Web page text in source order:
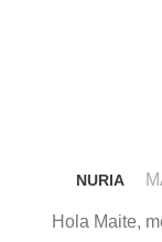
NURIA
Hola Maite,